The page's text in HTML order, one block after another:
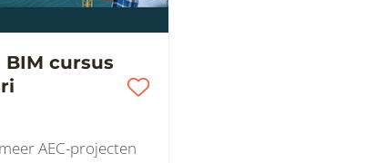
BIM cursus
AEC-projecten